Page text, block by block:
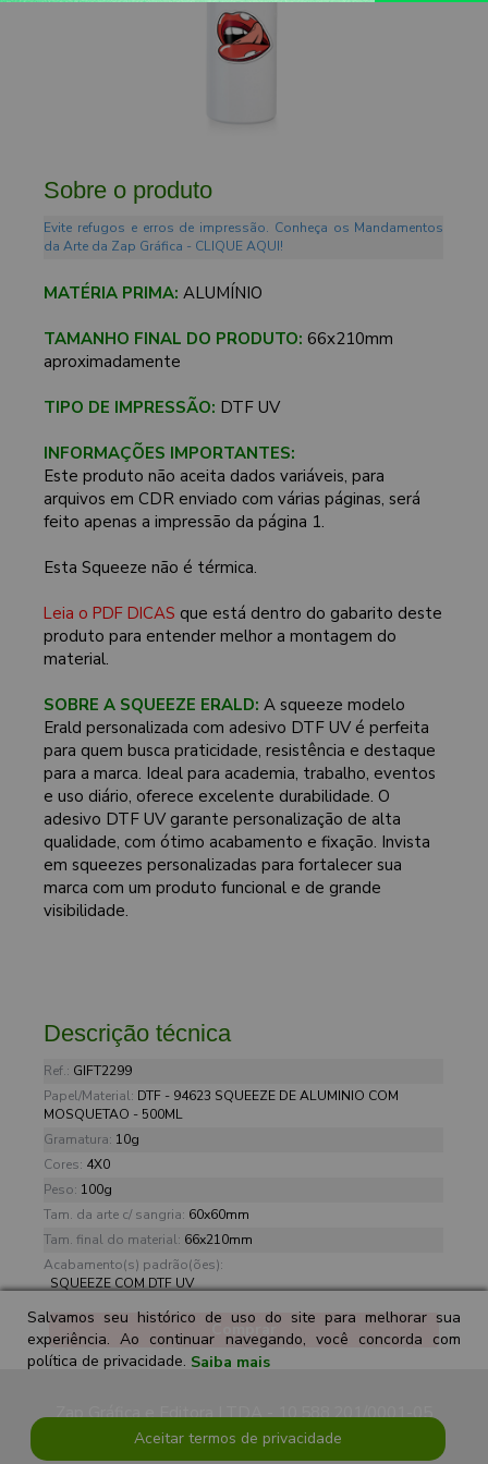
Sobre o produto
Evite refugos e erros de impressão. Conheça os Mandamentos
da Arte da Zap Gráfica - CLIQUE AQUI!
MATÉRIA PRIMA: ALUMÍNIO
TAMANHO FINAL DO PRODUTO: 66x210mm
aproximadamente
TIPO DE IMPRESSÃO: DTF UV
INFORMAÇÕES IMPORTANTES:
Este produto não aceita dados variáveis, para
arquivos em CDR enviado com várias páginas, será
feito apenas a impressão da página 1.
Esta Squeeze não é térmica.
Leia o PDF DICAS que está dentro do gabarito deste
produto para entender melhor a montagem do
material.
SOBRE A SQUEEZE ERALD: A squeeze modelo
Erald personalizada com adesivo DTF UV é perfeita
para quem busca praticidade, resistência e destaque
para a marca. Ideal para academia, trabalho, eventos
e uso diário, oferece excelente durabilidade. O
adesivo DTF UV garante personalização de alta
qualidade, com ótimo acabamento e fixação. Invista
em squeezes personalizadas para fortalecer sua
marca com um produto funcional e de grande
visibilidade.
Descrição técnica
Ref.: GIFT2299
Papel/Material: DTF - 94623 SQUEEZE DE ALUMINIO COM
MOSQUETAO - 500ML
Gramatura: 10g
Cores: 4X0
Peso: 100g
Tam. da arte c/ sangria: 60x60mm
Tam. final do material: 66x210mm
Acabamento(s) padrão(ões):
SQUEEZE COM DTF UV
Comprar
Zap Gráfica e Editora LTDA - 10.588.201/0001-05
Salvamos seu histórico de uso do site para melhorar sua
experiência. Ao continuar navegando, você concorda com
política de privacidade. Saiba mais
Aceitar termos de privacidade